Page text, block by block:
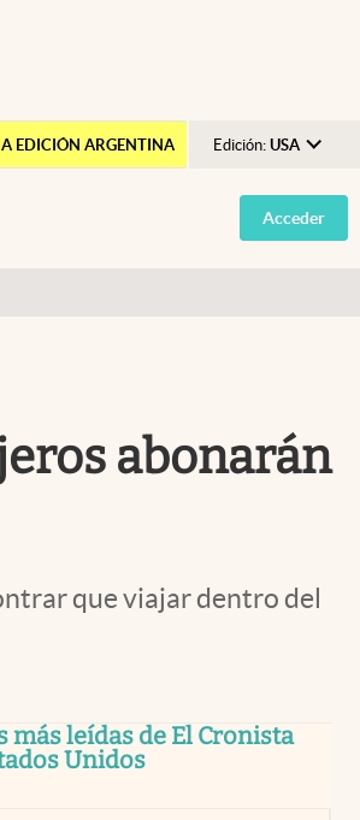
EDICIÓN ARGENTINA Edición: USA
Argentina
España
Acceder
abonarán
que viajar dentro del
más leídas de El Cronista
Unidos